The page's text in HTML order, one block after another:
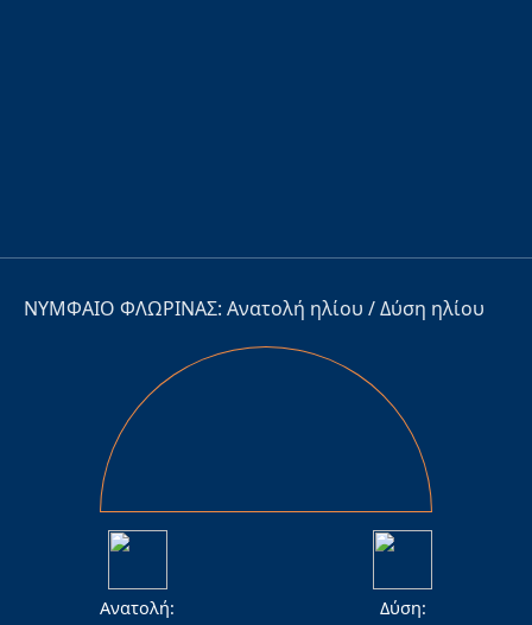
ΝΥΜΦΑΙΟ ΦΛΩΡΙΝΑΣ: Ανατολή ηλίου / Δύση ηλίου
Ανατολή: Δύση: